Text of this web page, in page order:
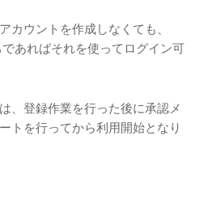
カウントを作成しなくても、
あればそれを使ってログイン可
、登録作業を行った後に承認メ
トを行ってから利用開始となり